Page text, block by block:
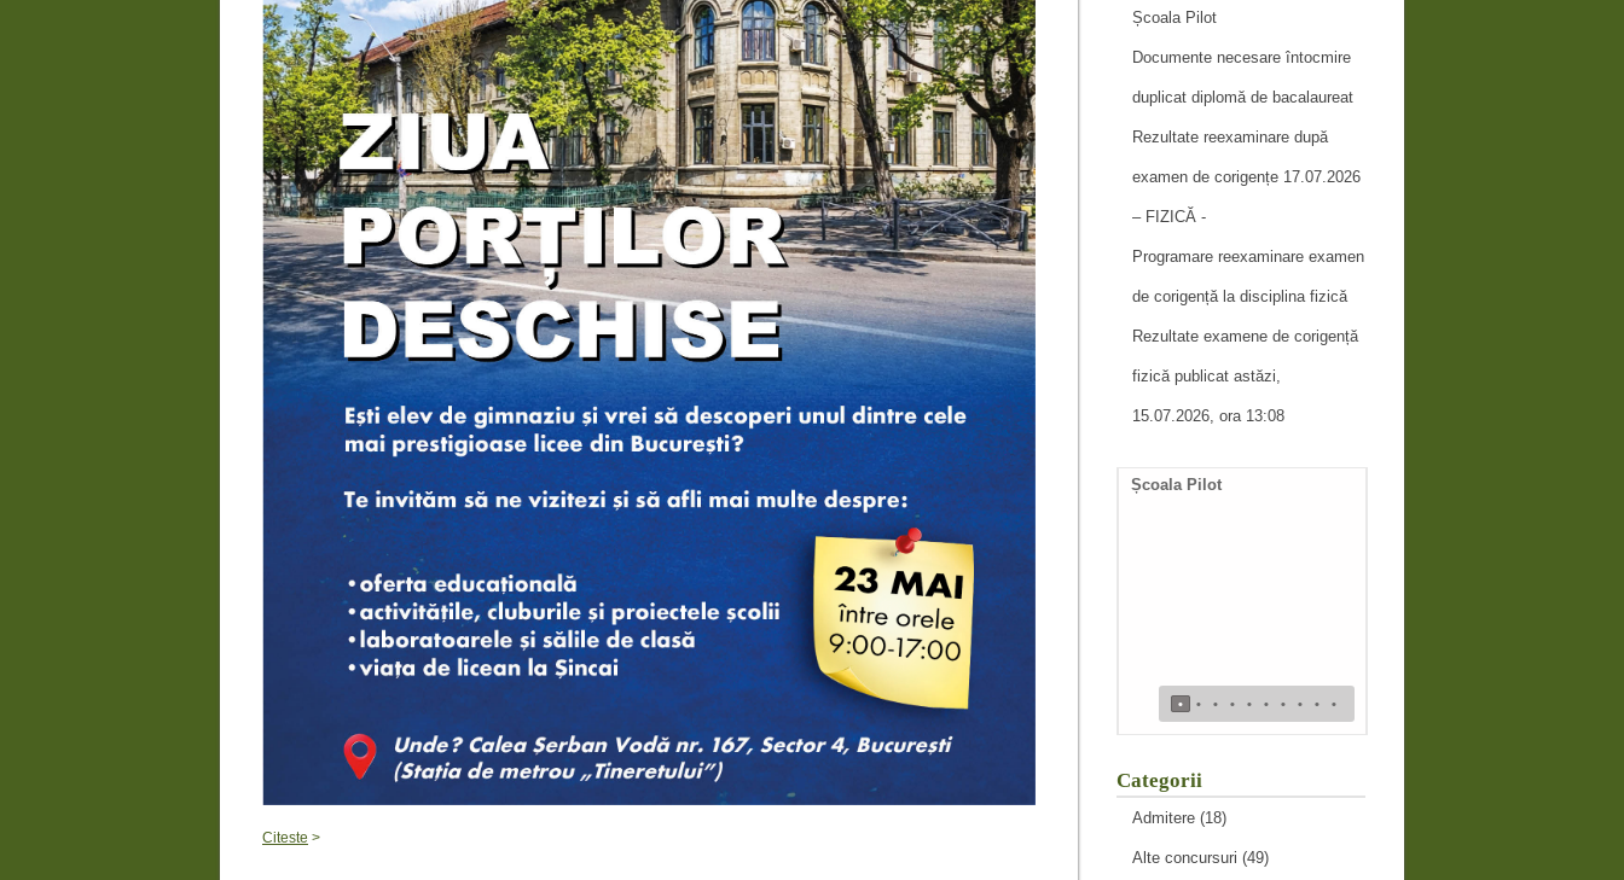
Citeste >
Școala Pilot
Documente necesare întocmire
duplicat diplomă de bacalaureat
Rezultate reexaminare după
examen de corigențe 17.07.2026
– FIZICĂ -
Programare reexaminare examen
de corigență la disciplina fizică
Rezultate examene de corigență
fizică publicat astăzi,
15.07.2026, ora 13:08
Școala Pilot
• • • • • • • • • •
Categorii
Admitere (18)
Alte concursuri (49)